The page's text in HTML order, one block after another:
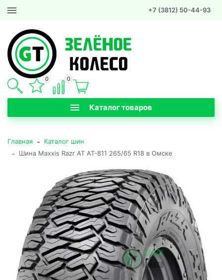
+7 (3812) 50-44-93
Каталог товаров
0 0
Главная - Каталог шин
- Шина Maxxis Razr AT AT-811 265/65 R18 в Омске